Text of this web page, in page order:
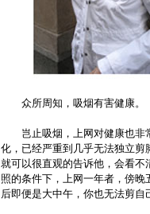
众所周知，吸烟有害健康。
岂止吸烟，上网对健康也非
化，已经严重到几乎无法独立
就可以很直观的告诉他，会看
照的条件下，上网一年者，傍
后即便是大中午，你也无法剪自